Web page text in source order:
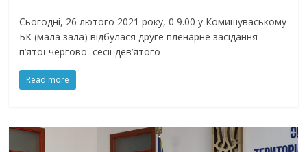
Сьогодні, 26 лютого 2021 року, 0 9.00 у Комишуваському
БК (мала зала) відбулася друге пленарне засідання
п’ятої чергової сесії дев’ятого
Read more